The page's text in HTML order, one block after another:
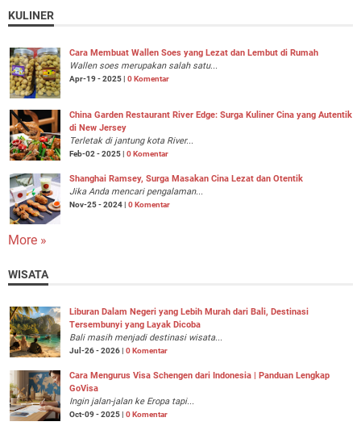
KULINER
Cara Membuat Wallen Soes yang Lezat dan Lembut di Rumah
Wallen soes merupakan salah satu...
Apr-19 - 2025 | 0 Komentar
China Garden Restaurant River Edge: Surga Kuliner Cina yang Autentik
di New Jersey
Terletak di jantung kota River...
Feb-02 - 2025 | 0 Komentar
Shanghai Ramsey, Surga Masakan Cina Lezat dan Otentik
Jika Anda mencari pengalaman...
Nov-25 - 2024 | 0 Komentar
More »
WISATA
Liburan Dalam Negeri yang Lebih Murah dari Bali, Destinasi
Tersembunyi yang Layak Dicoba
Bali masih menjadi destinasi wisata...
Jul-26 - 2026 | 0 Komentar
Cara Mengurus Visa Schengen dari Indonesia | Panduan Lengkap
GoVisa
Ingin jalan-jalan ke Eropa tapi...
Oct-09 - 2025 | 0 Komentar